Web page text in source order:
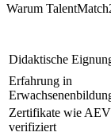
Warum
Didaktische
Erfahrung in
Zertifikate wie
verifiziert